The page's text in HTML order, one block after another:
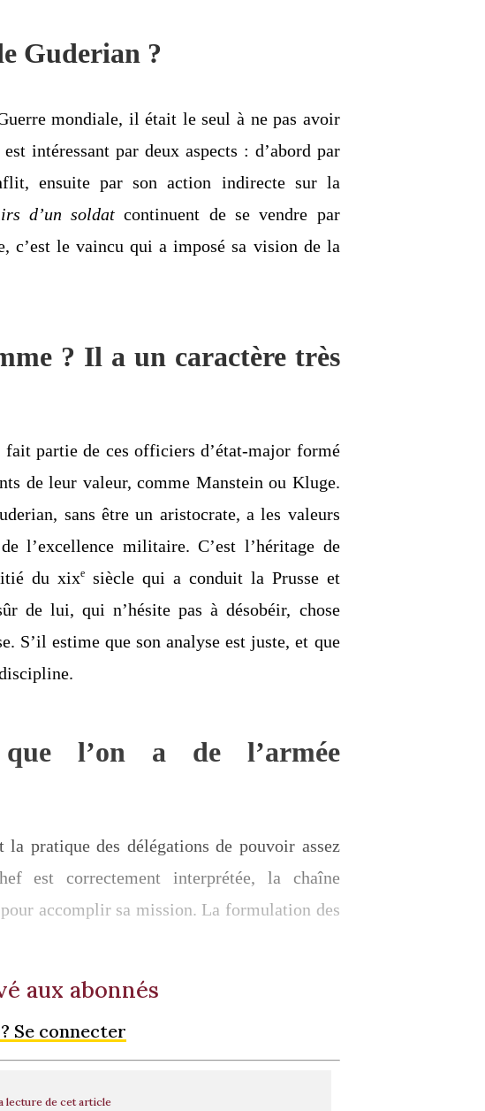
Guderian ?
mondiale, il était le seul à ne pas avoir
intéressant par deux aspects : d’abord par
ensuite par son action indirecte sur la
d’un soldat continuent de se vendre par
c’est le vaincu qui a imposé sa vision de la
? Il a un caractère très
partie de ces officiers d’état-major formé
de leur valeur, comme Manstein ou Kluge.
sans être un aristocrate, a les valeurs
l’excellence militaire. C’est l’héritage de
du xixesiècle qui a conduit la Prusse et
de lui, qui n’hésite pas à désobéir, chose
S’il estime que son analyse est juste, et que
l’on a de l’armée
pratique des délégations de pouvoir assez
est correctement interprétée, la chaîne
accomplir sa mission. La formulation des
aux abonnés
Se connecter
lecture de cet article